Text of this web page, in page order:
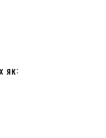
як: